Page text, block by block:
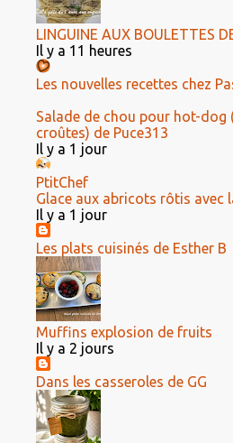
LINGUINE AUX BOULETTES
Il y a 11 heures
Les nouvelles recettes chez
Salade de chou pour hot-dog
croûtes) de Puce313
Il y a 1 jour
PtitChef
Glace aux abricots rôtis avec
Il y a 1 jour
Les plats cuisinés de Esther B
Muffins explosion de fruits
Il y a 2 jours
Dans les casseroles de GG